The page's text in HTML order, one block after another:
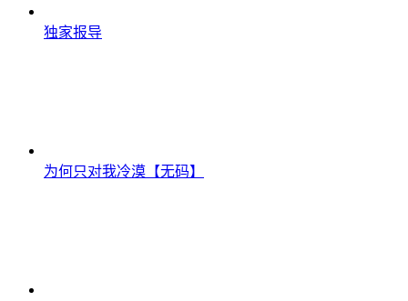
独家报导
为何只对我冷漠【无码】